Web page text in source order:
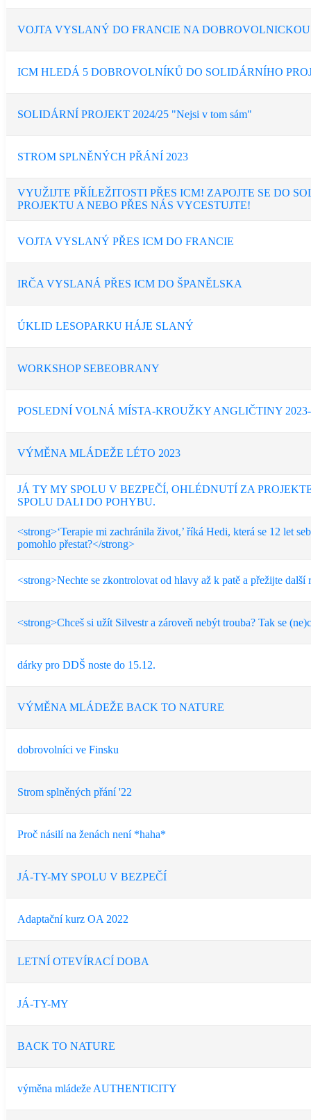
VOJTA VYSLANÝ DO FRANCIE NA
ICM HLEDÁ 5 DOBROVOLNÍKŮ DO SOLIDÁRNÍHO
SOLIDÁRNÍ PROJEKT 2024/25 "Nejsi v tom sám"
STROM SPLNĚNÝCH PŘÁNÍ 2023
VYUŽIJTE PŘÍLEŽITOSTI PŘES ICM! ZAPOJTE SE DO
PROJEKTU A NEBO PŘES NÁS VYCESTUJTE!
VOJTA VYSLANÝ PŘES ICM DO FRANCIE
IRČA VYSLANÁ PŘES ICM DO ŠPANĚLSKA
ÚKLID LESOPARKU HÁJE SLANÝ
WORKSHOP SEBEOBRANY
POSLEDNÍ VOLNÁ MÍSTA-KROUŽKY ANGLIČTINY
VÝMĚNA MLÁDEŽE LÉTO 2023
JÁ TY MY SPOLU V BEZPEČÍ, OHLÉDNUTÍ ZA
SPOLU DALI DO POHYBU.
<strong>‘Terapie mi zachránila život,’ říká Hedi, která se 12 let
pomohlo přestat?</strong>
<strong>Nechte se zkontrolovat od hlavy až k patě a přežijte další
<strong>Chceš si užít Silvestr a zároveň nebýt trouba? Tak se
dárky pro DDŠ noste do 15.12.
VÝMĚNA MLÁDEŽE BACK TO NATURE
dobrovolníci ve Finsku
Strom splněných přání '22
Proč násilí na ženách není *haha*
JÁ-TY-MY SPOLU V BEZPEČÍ
Adaptační kurz OA 2022
LETNÍ OTEVÍRACÍ DOBA
JÁ-TY-MY
BACK TO NATURE
výměna mládeže AUTHENTICITY